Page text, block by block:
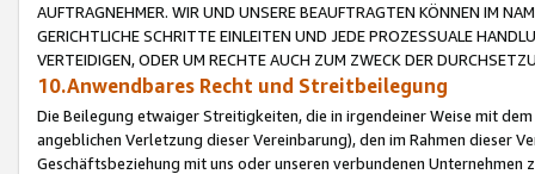
AUFTRAGNEHMER. WIR UND UNSERE BEAUFTRAGTEN KÖNNEN IM
GERICHTLICHE SCHRITTE EINLEITEN UND JEDE PROZESSUALE
VERTEIDIGEN, ODER UM RECHTE AUCH ZUM ZWECK DER
10.Anwendbares Recht und Streitbeilegung
Die Beilegung etwaiger Streitigkeiten, die in irgendeiner Weise mit
angeblichen Verletzung dieser Vereinbarung), den im Rahmen dieser
Geschäftsbeziehung mit uns oder unseren verbundenen